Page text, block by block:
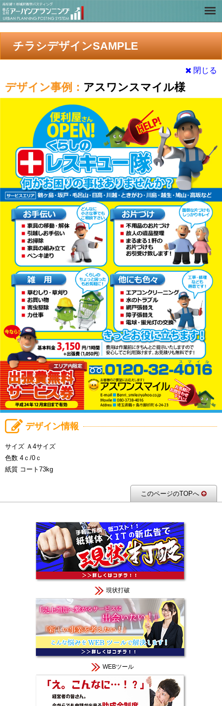
チラシデザインSAMPLE
閉じる
デザイン事例： アスワンスマイル様
デザイン情報
サイズ Ａ4サイズ
色数 4ｃ/0ｃ
紙質 コート73kg
このページのTOPへ
現状打破
WEBツール